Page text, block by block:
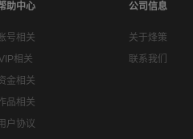
助中心
号相关
相关
金相关
品相关
户协议
公司信息
关于烽策
联系我们